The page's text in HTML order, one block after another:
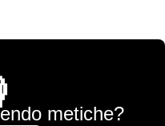
metiche?